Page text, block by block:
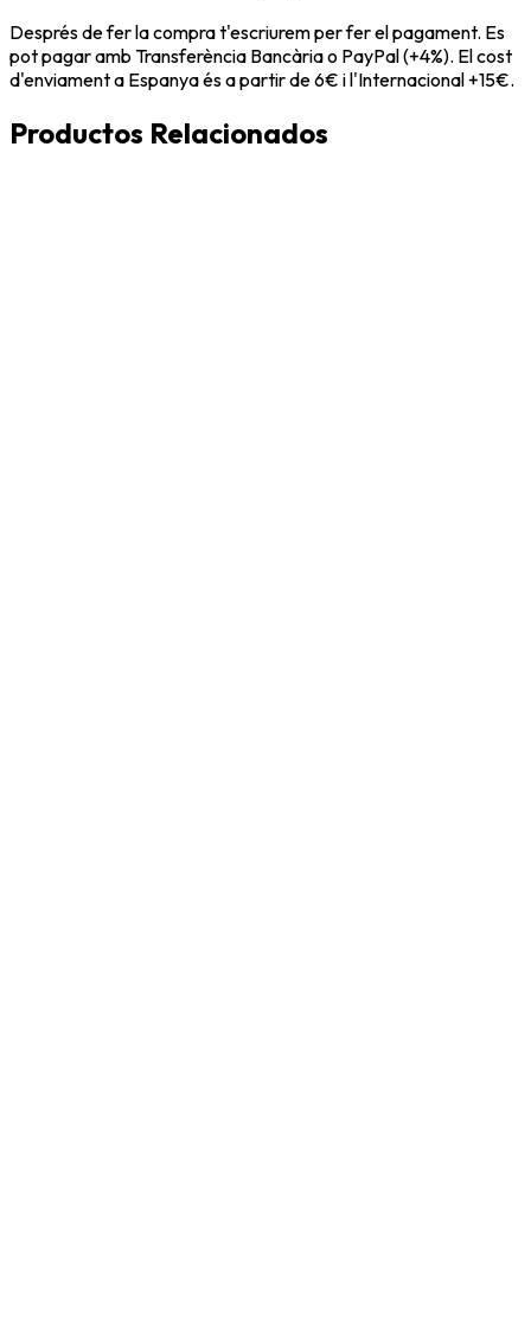
Després de fer la compra t'escriurem per fer el pagament. Es
pot pagar amb Transferència Bancària o PayPal (+4%). El cost
d'enviament a Espanya és a partir de 6€ i l'Internacional +15€.
Productos Relacionados